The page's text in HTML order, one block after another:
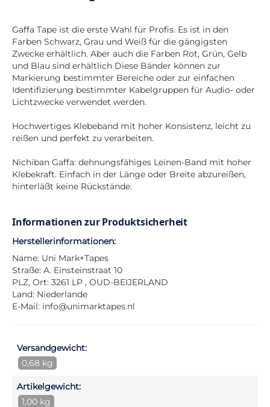
Gaffa Tape ist die erste Wahl für Profis. Es ist in den
Farben Schwarz, Grau und Weiß für die gängigsten
Zwecke erhältlich. Aber auch die Farben Rot, Grün, Gelb
und Blau sind erhältlich Diese Bänder können zur
Markierung bestimmter Bereiche oder zur einfachen
Identifizierung bestimmter Kabelgruppen für Audio- oder
Lichtzwecke verwendet werden.
Hochwertiges Klebeband mit hoher Konsistenz, leicht zu
reißen und perfekt zu verarbeiten.
Nichiban Gaffa: dehnungsfähiges Leinen-Band mit hoher
Klebekraft. Einfach in der Länge oder Breite abzureißen,
hinterläßt keine Rückstände.
Informationen zur Produktsicherheit
Herstellerinformationen:
Name: Uni Mark+Tapes
Straße: A. Einsteinstraat 10
PLZ, Ort: 3261 LP , OUD-BEIJERLAND
Land: Niederlande
E-Mail: info@unimarktapes.nl
Versandgewicht:
0,68 kg
Artikelgewicht:
1,00 kg